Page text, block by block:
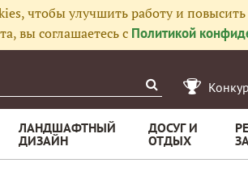
чтобы улучшить работу и
вы соглашаетесь с Политикой
ЛАНДШАФТНЫЙ
ДИЗАЙН
ДОСУГ И
ОТДЫХ